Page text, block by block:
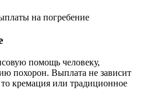
на погребение
помощь человеку,
похорон. Выплата не зависит
то кремация или традиционное